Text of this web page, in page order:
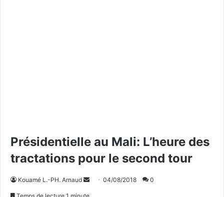
Présidentielle au Mali: L’heure des
tractations pour le second tour
Kouamé L.-PH. Arnaud 04/08/2018 0